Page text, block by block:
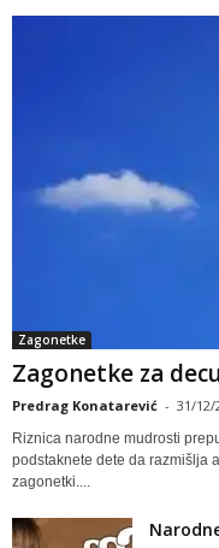
Zagonetke
Zagonetke za
Predrag Konatarević - 31/12/
Riznica narodne mudrosti
podstaknete dete da razmišlja
zagonetki....